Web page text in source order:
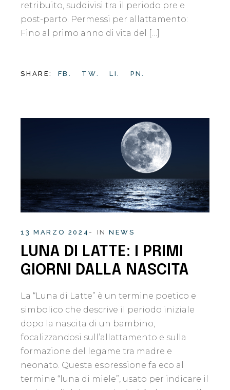
retribuito, suddivisi tra il periodo pre e
post-parto. Permessi per allattamento:
Fino al primo anno di vita del […]
SHARE: FB. TW. LI. PN.
13 MARZO 2024 IN NEWS
LUNA DI LATTE: I PRIMI
GIORNI DALLA NASCITA
La “Luna di Latte” è un termine poetico e
simbolico che descrive il periodo iniziale
dopo la nascita di un bambino,
focalizzandosi sull’allattamento e sulla
formazione del legame tra madre e
neonato. Questa espressione fa eco al
termine “luna di miele”, usato per indicare il